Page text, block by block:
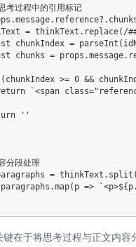
过程中的引用标记
.message. reference?.
= thinkText . replace( /
chunkIndex = parseInt (
chunks = props .message.
( chunkIndex >= 0 &&
` <span
''
分段处理
= thinkText . split (
paragraphs .map( p => ` <p>${p.
键在于将思考过程与正文内容